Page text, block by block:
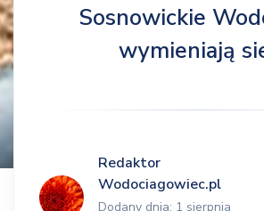
Sosnowickie
wymieniają
Redaktor
Wodociagowiec.pl
Dodany dnia: 1 sierpnia